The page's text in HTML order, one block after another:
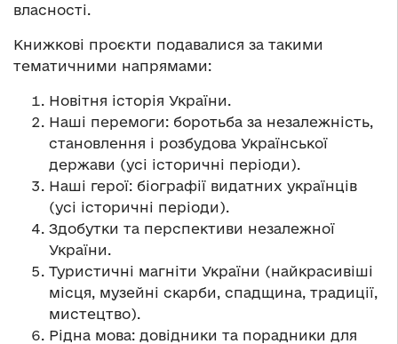
власності.
Книжкові проєкти подавалися за такими
тематичними напрямами:
Новітня історія України.
Наші перемоги: боротьба за незалежність,
становлення і розбудова Української
держави (усі історичні періоди).
Наші герої: біографії видатних українців
(усі історичні періоди).
Здобутки та перспективи незалежної
України.
Туристичні магніти України (найкрасивіші
місця, музейні скарби, спадщина, традиції,
мистецтво).
Рідна мова: довідники та порадники для